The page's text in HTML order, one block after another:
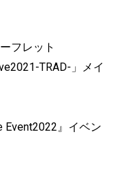
フレット
TRAD-」メイ
Event2022』イベン